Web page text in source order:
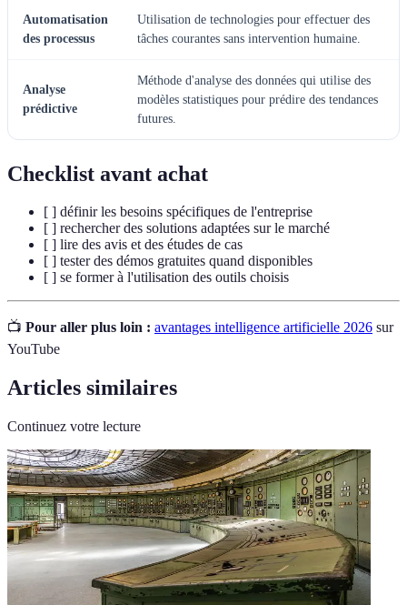
Automatisation
des processus
Utilisation de technologies pour effectuer des
tâches courantes sans intervention humaine.
Analyse
prédictive
Méthode d'analyse des données qui utilise des
modèles statistiques pour prédire des tendances
futures.
Checklist avant achat
[ ] définir les besoins spécifiques de l'entreprise
[ ] rechercher des solutions adaptées sur le marché
[ ] lire des avis et des études de cas
[ ] tester des démos gratuites quand disponibles
[ ] se former à l'utilisation des outils choisis
📺 Pour aller plus loin : avantages intelligence artificielle 2026 sur
YouTube
Articles similaires
Continuez votre lecture